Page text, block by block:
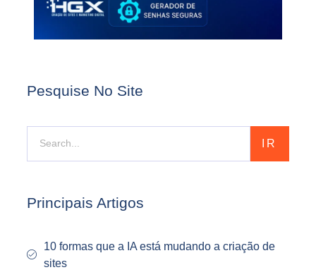
Pesquise No Site
IR
Principais Artigos
10 formas que a IA está mudando a criação de
sites